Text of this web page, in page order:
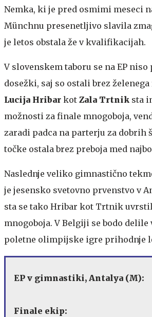
Nemka, ki je pred osmimi meseci
Münchnu presenetljivo slavila
je letos obstala že v kvalifikacijah.
V slovenskem taboru se na EP
dosežki, saj so ostali brez
Lucija Hribar kot Zala Trtnik sta
možnosti za finale mnogoboja,
zaradi padca na parterju za dobrih
točke ostala brez preboja med
Naslednje veliko gimnastično
je jesensko svetovno prvenstvo v
sta se tako Hribar kot Trtnik
mnogoboja. V Belgiji se bodo delile
poletne olimpijske igre prihodnje
EP v gimnastiki, Antalya (M):
Finale ekip: